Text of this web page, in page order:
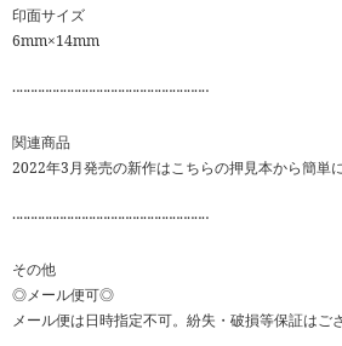
印面サイズ
6mm×14mm
‥‥‥‥‥‥‥‥‥‥‥‥‥‥‥‥‥‥‥‥‥‥‥‥‥‥‥
関連商品
2022年3月発売の新作はこちらの押見本から簡単
‥‥‥‥‥‥‥‥‥‥‥‥‥‥‥‥‥‥‥‥‥‥‥‥‥‥‥
その他
◎メール便可◎
メール便は日時指定不可。紛失・破損等保証はご